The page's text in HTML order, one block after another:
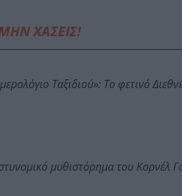
ΧΑΣΕΙΣ!
Ταξιδιού»: Το φετινό
μυθιστόρημα του Κορνέλ